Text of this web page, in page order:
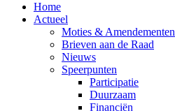
Home
Actueel
Moties & Amendementen
Brieven aan de Raad
Nieuws
Speerpunten
Participatie
Duurzaam
Financiën